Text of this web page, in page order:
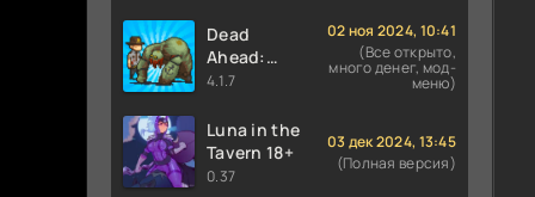
Dead
Ahead:
Zombie
4.1.7
02 ноя 2024, 10:41
(Все открыто,
много денег, мод-
меню)
Luna in the
Tavern 18+
0.37
03 дек 2024, 13:45
(Полная версия)